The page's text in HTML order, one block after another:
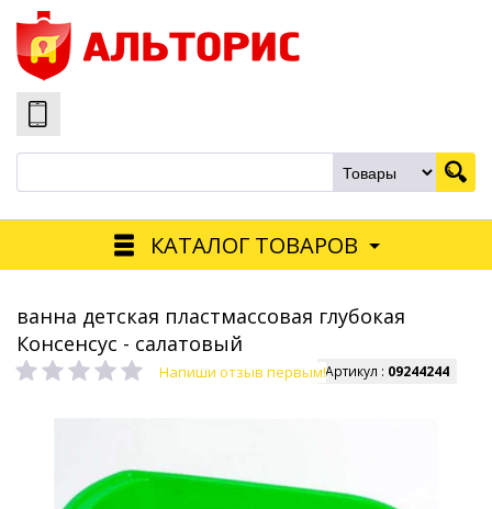
КАТАЛОГ ТОВАРОВ
ванна детская пластмассовая глубокая
Консенсус - салатовый
Напиши отзыв первым!Артикул : 09244244